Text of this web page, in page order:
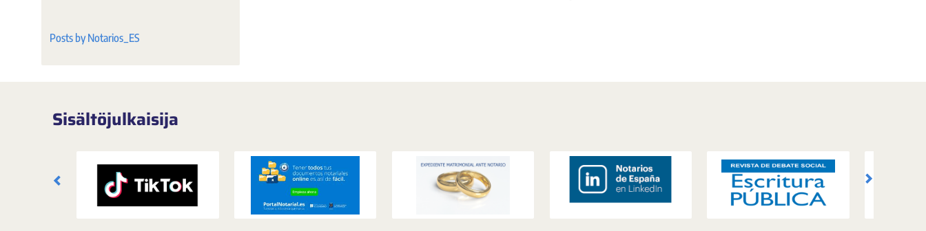
Posts by Notarios_ES
Sisältöjulkaisija